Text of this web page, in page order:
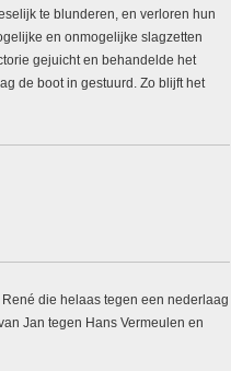
te blunderen, en verloren hun
en onmogelijke slagzetten
gejuicht en behandelde het
de boot in gestuurd. Zo blijft het
die helaas tegen een nederlaag
Jan tegen Hans Vermeulen en